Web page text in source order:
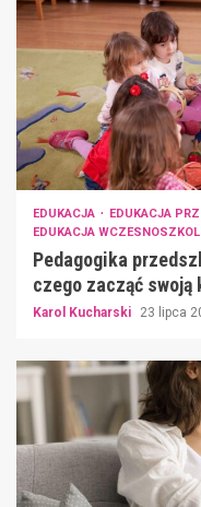
EDUKACJA
EDUKACJA
EDUKACJA
Pedagogika
czego zacząć
Karol Kucharski 23 lipca